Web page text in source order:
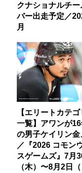
クナショナルチ
バー出走予定／
月
【エリートカテ
一覧】アワンが
の男子ケイリン
／『2026 コモン
スゲームズ』7月
（木）〜8月2日